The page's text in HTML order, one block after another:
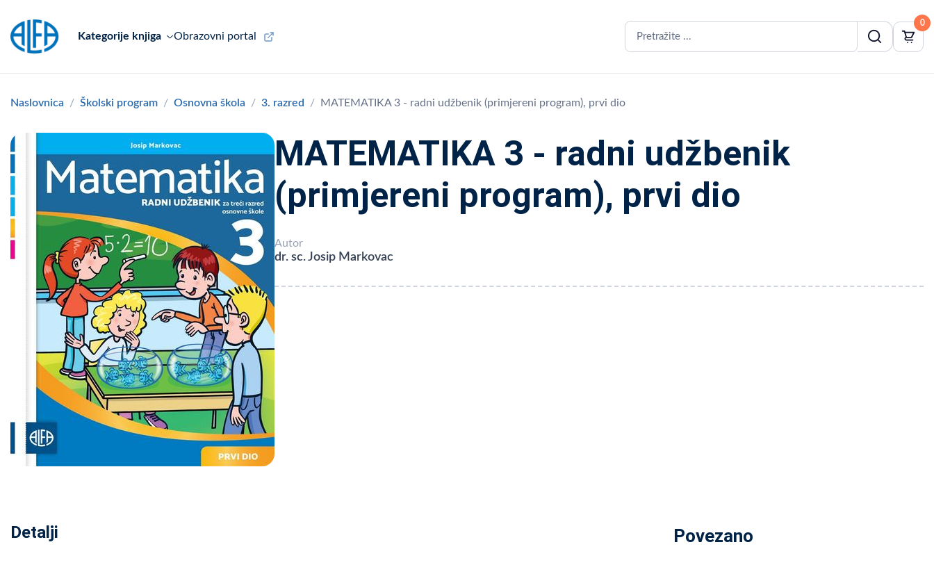
Kategorije knjiga Obrazovni portal
0
Naslovnica Školski program Osnovna škola 3. razred MATEMATIKA 3 - radni udžbenik (primjereni program), prvi dio
MATEMATIKA 3 - radni udžbenik
(primjereni program), prvi dio
Autor
dr. sc. Josip Markovac
Detalji Povezano